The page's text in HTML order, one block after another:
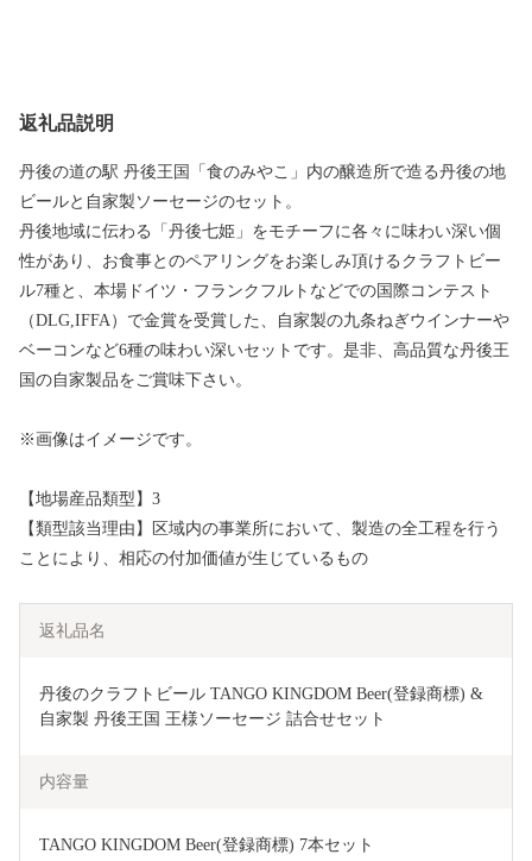
返礼品説明
丹後の道の駅 丹後王国「食のみやこ」内の醸造所で造る丹後の地
ビールと自家製ソーセージのセット。
丹後地域に伝わる「丹後七姫」をモチーフに各々に味わい深い個
性があり、お食事とのペアリングをお楽しみ頂けるクラフトビー
ル7種と、本場ドイツ・フランクフルトなどでの国際コンテスト
（DLG,IFFA）で金賞を受賞した、自家製の九条ねぎウインナーや
ベーコンなど6種の味わい深いセットです。是非、高品質な丹後王
国の自家製品をご賞味下さい。
※画像はイメージです。
【地場産品類型】3
【類型該当理由】区域内の事業所において、製造の全工程を行う
ことにより、相応の付加価値が生じているもの
返礼品名
丹後のクラフトビール TANGO KINGDOM Beer(登録商標) &
自家製 丹後王国 王様ソーセージ 詰合せセット
内容量
TANGO KINGDOM Beer(登録商標) 7本セット